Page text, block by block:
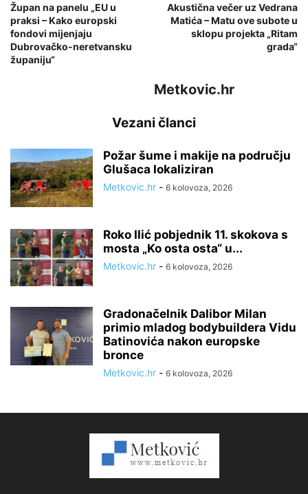
Župan na panelu „EU u
praksi – Kako europski
fondovi mijenjaju
Dubrovačko-neretvansku
županiju“
Akustična večer uz Vedrana
Matića – Matu ove subote u
sklopu projekta „Ritam
grada“
Metkovic.hr
Vezani članci
Požar šume i makije na području
Glušaca lokaliziran
Metkovic.hr - 6 kolovoza, 2026
Roko Ilić pobjednik 11. skokova s
mosta „Ko osta osta“ u...
Metkovic.hr - 6 kolovoza, 2026
Gradonačelnik Dalibor Milan
primio mladog bodybuildera Vidu
Batinovića nakon europske
bronce
Metkovic.hr - 6 kolovoza, 2026